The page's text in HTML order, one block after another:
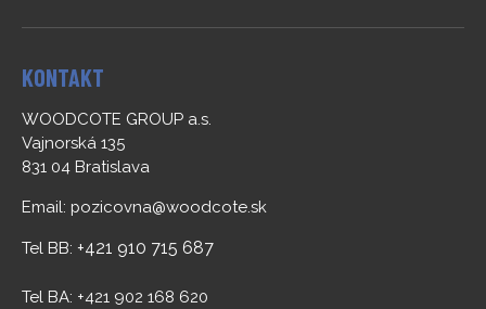
KONTAKT
WOODCOTE GROUP a.s.
Vajnorská 135
831 04 Bratislava
Email: pozicovna@woodcote.sk
Tel BB: +421 910 715 687
Tel BA: +421 902 168 620